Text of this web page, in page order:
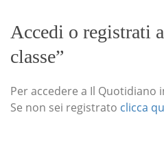
Accedi o registrati
classe”
Per accedere a Il Quotidiano
Se non sei registrato clicca